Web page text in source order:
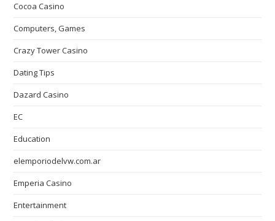
Cocoa Casino
Computers, Games
Crazy Tower Сasino
Dating Tips
Dazard Casino
EC
Education
elemporiodelvw.com.ar
Emperia Casino
Entertainment